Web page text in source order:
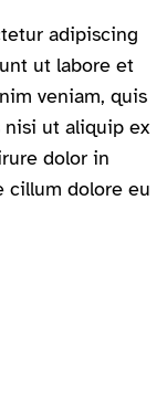
adipiscing
ut labore et
veniam, quis
nisi ut aliquip ex
dolor in
cillum dolore eu